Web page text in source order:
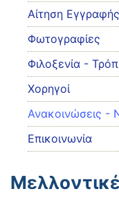
Αίτηση Εγγραφής
Φωτογραφίες
Φιλοξενία -
Χορηγοί
Ανακοινώσεις -
Επικοινωνία